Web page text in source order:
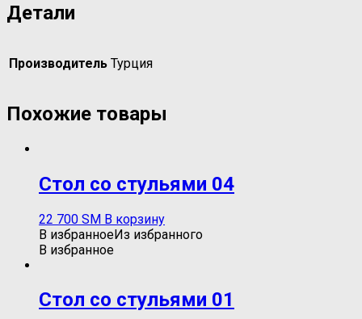
Детали
Производитель Турция
Похожие товары
Стол со стульями 04
22 700 ЅМ В корзину
В избранноеИз избранного
В избранное
Стол со стульями 01